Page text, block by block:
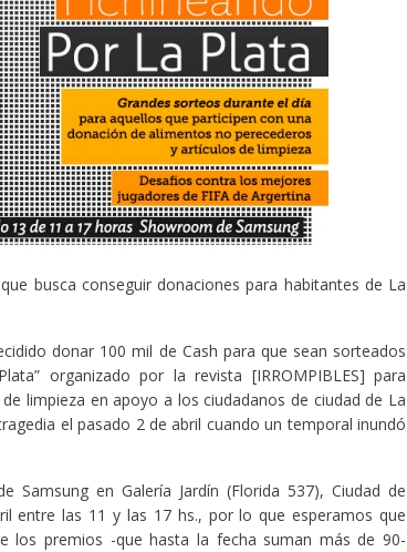
busca conseguir donaciones para habitantes de La
donar 100 mil de Cash para que sean sorteados
organizado por la revista [IRROMPIBLES] para
limpieza en apoyo a los ciudadanos de ciudad de La
el pasado 2 de abril cuando un temporal inundó
Samsung en Galería Jardín (Florida 537), Ciudad de
entre las 11 y las 17 hs., por lo que esperamos que
los premios -que hasta la fecha suman más de 90-